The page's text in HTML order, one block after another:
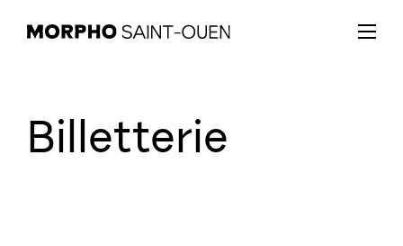
Billetterie